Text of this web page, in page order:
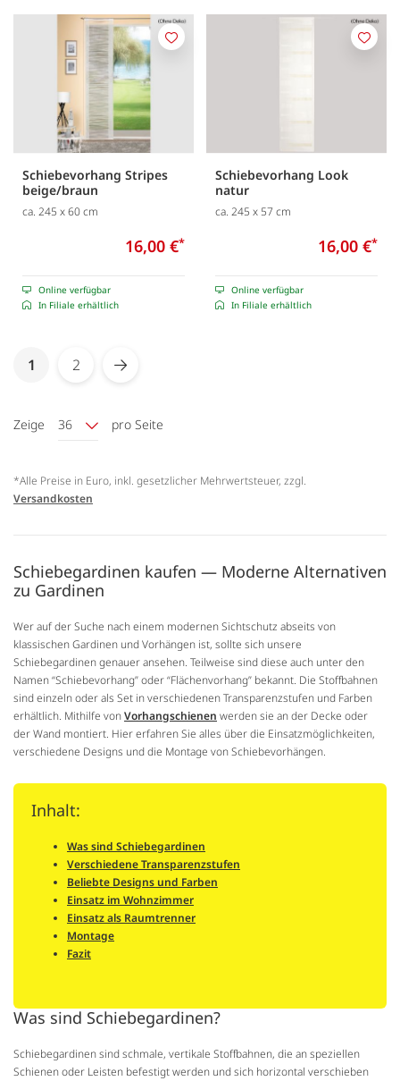
Schiebevorhang Stripes
beige/braun
ca. 245 x 60 cm
16,00 €*
Online verfügbar
In Filiale erhältlich
Merken
Schiebevorhang Look
natur
ca. 245 x 57 cm
16,00 €*
Online verfügbar
In Filiale erhältlich
SeiteYou're currently reading page
1 Seite
2 Seite
Weiter
Zeige 36 pro Seite
*Alle Preise in Euro, inkl. gesetzlicher Mehrwertsteuer, zzgl.
Versandkosten
Schiebegardinen kaufen — Moderne Alternativen
zu Gardinen
Wer auf der Suche nach einem modernen Sichtschutz abseits von
klassischen Gardinen und Vorhängen ist, sollte sich unsere
Schiebegardinen genauer ansehen. Teilweise sind diese auch unter den
Namen “Schiebevorhang” oder “Flächenvorhang” bekannt. Die Stoffbahnen
sind einzeln oder als Set in verschiedenen Transparenzstufen und Farben
erhältlich. Mithilfe vonVorhangschienen werden sie an der Decke oder
der Wand montiert. Hier erfahren Sie alles über die Einsatzmöglichkeiten,
verschiedene Designs und die Montage von Schiebevorhängen.
Inhalt:
Was sind Schiebegardinen
Verschiedene Transparenzstufen
Beliebte Designs und Farben
Einsatz im Wohnzimmer
Einsatz als Raumtrenner
Montage
Fazit
Was sind Schiebegardinen?
Schiebegardinen sind schmale, vertikale Stoffbahnen, die an speziellen
Schienen oder Leisten befestigt werden und sich horizontal verschieben